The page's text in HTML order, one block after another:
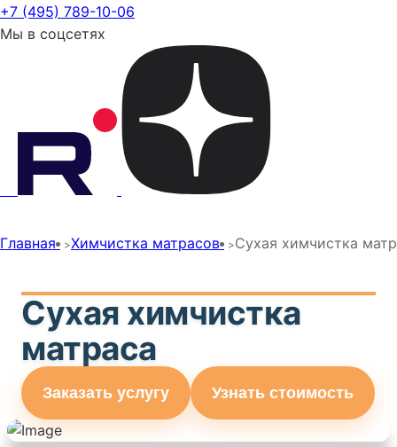
+7 (495) 789-10-06
Мы в соцсетях
Главная Химчистка матрасов Сухая химчистка
Сухая химчистка
матраса
Заказать услугу Узнать стоимость